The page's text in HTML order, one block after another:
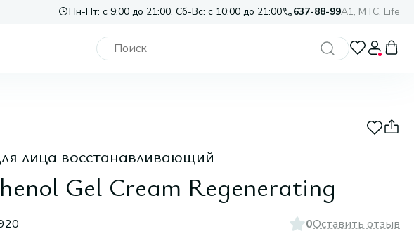
Пн-Пт: с 9:00 до 21:00. Сб-Вс: с 10:00 до 21:00 637-88-99A1, МТС, Life
лица восстанавливающий
Gel Cream Regenerating
0Оставить отзыв